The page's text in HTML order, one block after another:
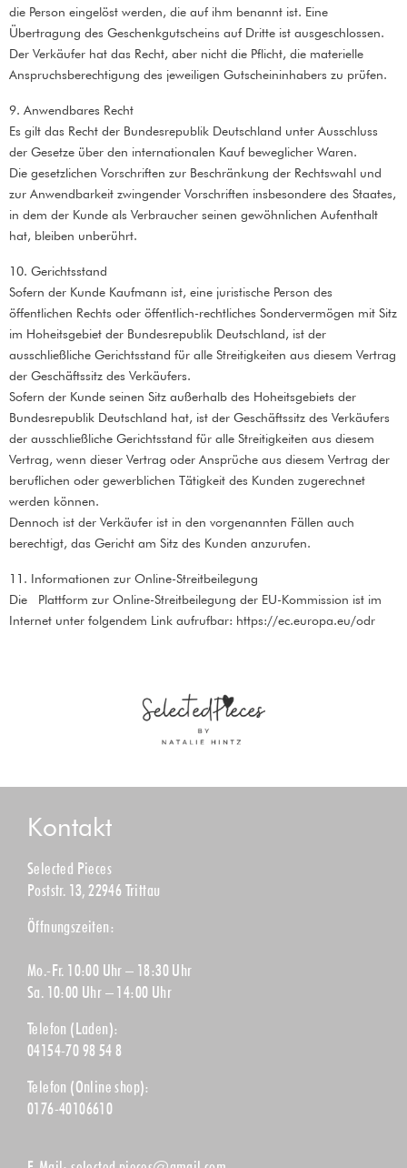
die Person eingelöst werden, die auf ihm benannt ist. Eine
Übertragung des Geschenkgutscheins auf Dritte ist ausgeschlossen.
Der Verkäufer hat das Recht, aber nicht die Pflicht, die materielle
Anspruchsberechtigung des jeweiligen Gutscheininhabers zu prüfen.
9. Anwendbares Recht
Es gilt das Recht der Bundesrepublik Deutschland unter Ausschluss
der Gesetze über den internationalen Kauf beweglicher Waren.
Die gesetzlichen Vorschriften zur Beschränkung der Rechtswahl und
zur Anwendbarkeit zwingender Vorschriften insbesondere des Staates,
in dem der Kunde als Verbraucher seinen gewöhnlichen Aufenthalt
hat, bleiben unberührt.
10. Gerichtsstand
Sofern der Kunde Kaufmann ist, eine juristische Person des
öffentlichen Rechts oder öffentlich-rechtliches Sondervermögen mit Sitz
im Hoheitsgebiet der Bundesrepublik Deutschland, ist der
ausschließliche Gerichtsstand für alle Streitigkeiten aus diesem Vertrag
der Geschäftssitz des Verkäufers.
Sofern der Kunde seinen Sitz außerhalb des Hoheitsgebiets der
Bundesrepublik Deutschland hat, ist der Geschäftssitz des Verkäufers
der ausschließliche Gerichtsstand für alle Streitigkeiten aus diesem
Vertrag, wenn dieser Vertrag oder Ansprüche aus diesem Vertrag der
beruflichen oder gewerblichen Tätigkeit des Kunden zugerechnet
werden können.
Dennoch ist der Verkäufer ist in den vorgenannten Fällen auch
berechtigt, das Gericht am Sitz des Kunden anzurufen.
11. Informationen zur Online-Streitbeilegung
Die Plattform zur Online-Streitbeilegung der EU-Kommission ist im
Internet unter folgendem Link aufrufbar: https://ec.europa.eu/odr
Kontakt
Selected Pieces
Poststr. 13, 22946 Trittau
Öffnungszeiten:
Mo.-Fr. 10:00 Uhr – 18:30 Uhr
Sa. 10:00 Uhr – 14:00 Uhr
Telefon (Laden):
04154-70 98 54 8
Telefon (Online shop):
0176-40106610